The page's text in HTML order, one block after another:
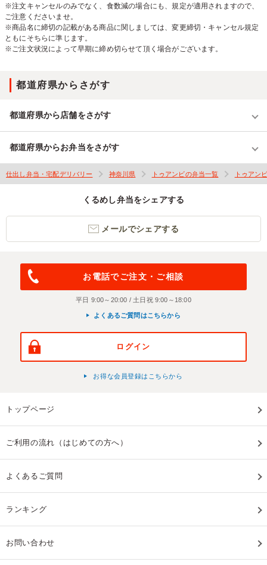
※注文キャンセルのみでなく、食数減の場合にも、規定が適用されますので、
ご注意くださいませ。
※商品名に締切の記載がある商品に関しましては、変更締切・キャンセル規定
ともにそちらに準じます。
※ご注文状況によって早期に締め切らせて頂く場合がございます。
都道府県からさがす
都道府県から店舗をさがす
都道府県からお弁当をさがす
仕出し弁当・宅配デリバリー 神奈川県 トゥアンビの弁当一覧 トゥアン
くるめし弁当をシェアする
メールでシェアする
お電話でご注文・ご相談
平日 9:00～20:00 / 土日祝 9:00～18:00
よくあるご質問はこちらから
ログイン
お得な会員登録はこちらから
トップページ
ご利用の流れ（はじめての方へ）
よくあるご質問
ランキング
お問い合わせ